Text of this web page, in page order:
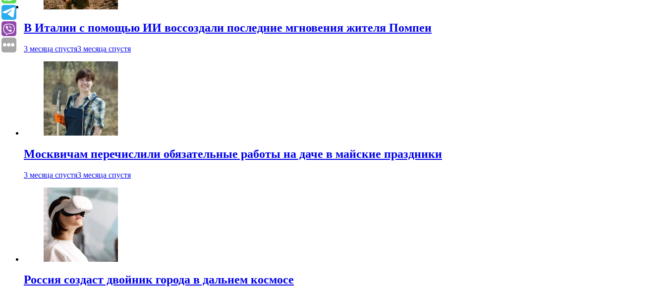
В Италии с помощью ИИ воссоздали последние мгновения жителя Помпеи
3 месяца спустя3 месяца спустя
Москвичам перечислили обязательные работы на даче в майские праздники
3 месяца спустя3 месяца спустя
Россия создаст двойник города в дальнем космосе